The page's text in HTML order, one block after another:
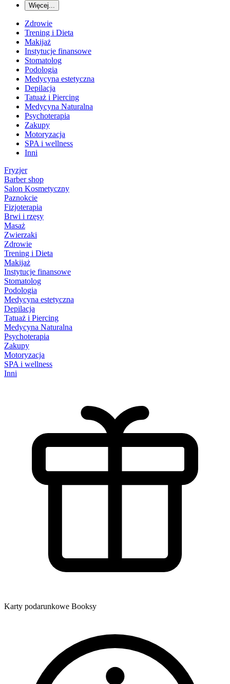
Więcej...
Zdrowie
Trening i Dieta
Makijaż
Instytucje finansowe
Stomatolog
Podologia
Medycyna estetyczna
Depilacja
Tatuaż i Piercing
Medycyna Naturalna
Psychoterapia
Zakupy
Motoryzacja
SPA i wellness
Inni
Fryzjer
Barber shop
Salon Kosmetyczny
Paznokcie
Fizjoterapia
Brwi i rzęsy
Masaż
Zwierzaki
Zdrowie
Trening i Dieta
Makijaż
Instytucje finansowe
Stomatolog
Podologia
Medycyna estetyczna
Depilacja
Tatuaż i Piercing
Medycyna Naturalna
Psychoterapia
Zakupy
Motoryzacja
SPA i wellness
Inni
Karty podarunkowe Booksy